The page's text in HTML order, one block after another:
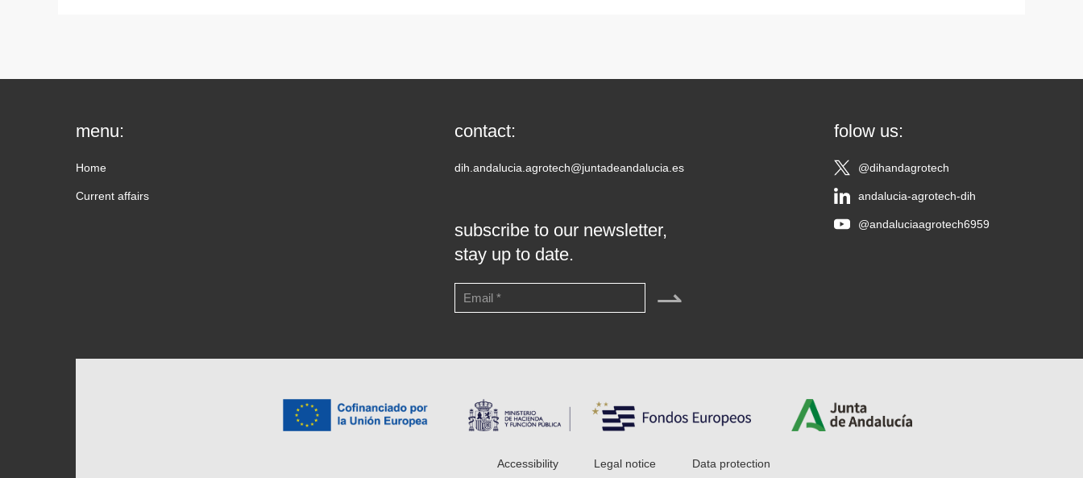
menu:
Home
Current affairs
contact:
dih.andalucia.agrotech@juntadeandalucia.es
subscribe to our newsletter,
stay up to date.
⇀
folow us:
@dihandagrotech
andalucia-agrotech-dih
@andaluciaagrotech6959
Accessibility Legal notice Data protection